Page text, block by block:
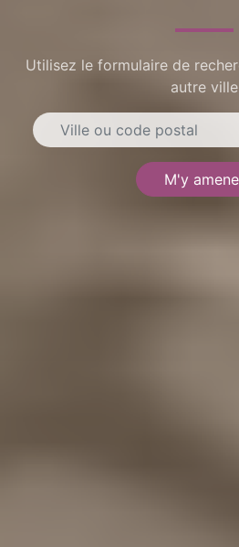
Utilisez le formulaire de
autre ville
M'y